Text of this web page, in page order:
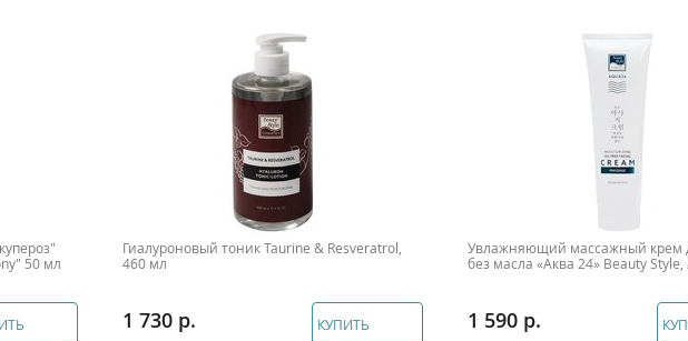
50 мл
Гиалуроновый тоник Taurine & Resveratrol,
460 мл
1 730 КУПИТЬ
Увлажняющий массажный крем
без масла «Аква 24» Beauty
1 590